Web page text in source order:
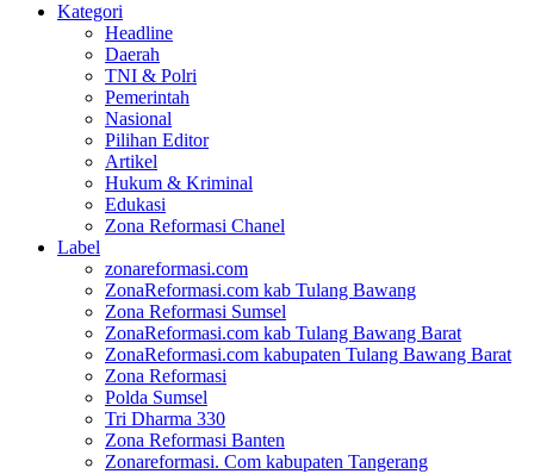
Kategori
Headline
Daerah
TNI & Polri
Pemerintah
Nasional
Pilihan Editor
Artikel
Hukum & Kriminal
Edukasi
Zona Reformasi Chanel
Label
zonareformasi.com
ZonaReformasi.com kab Tulang Bawang
Zona Reformasi Sumsel
ZonaReformasi.com kab Tulang Bawang Barat
ZonaReformasi.com kabupaten Tulang Bawang Barat
Zona Reformasi
Polda Sumsel
Tri Dharma 330
Zona Reformasi Banten
Zonareformasi. Com kabupaten Tangerang